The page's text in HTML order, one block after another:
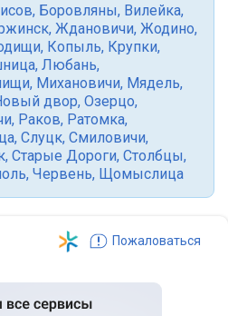
, Боровляны, Вилейка,
, Ждановичи, Жодино,
, Копыль, Крупки,
, Любань,
, Михановичи, Мядель,
двор, Озерцо,
, Раков, Ратомка,
, Слуцк, Смиловичи,
, Старые Дороги, Столбцы,
, Червень, Щомыслица
Пожаловаться